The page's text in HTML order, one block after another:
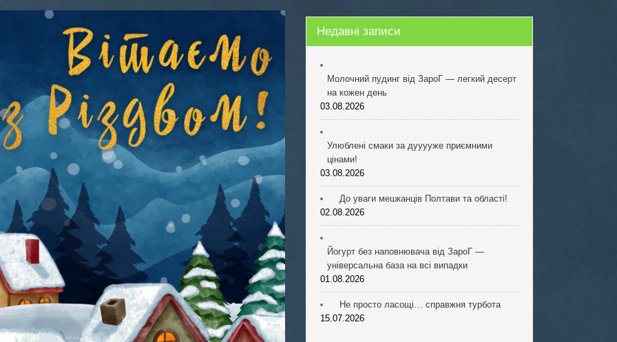
Недавні записи
Молочний пудинг від ЗароГ — легкий десерт
на кожен день
03.08.2026
Улюблені смаки за дууууже приємними
цінами!
03.08.2026
До уваги мешканців Полтави та області!
02.08.2026
Йогурт без наповнювача від ЗароГ —
універсальна база на всі випадки
01.08.2026
Не просто ласощі… справжня турбота
15.07.2026